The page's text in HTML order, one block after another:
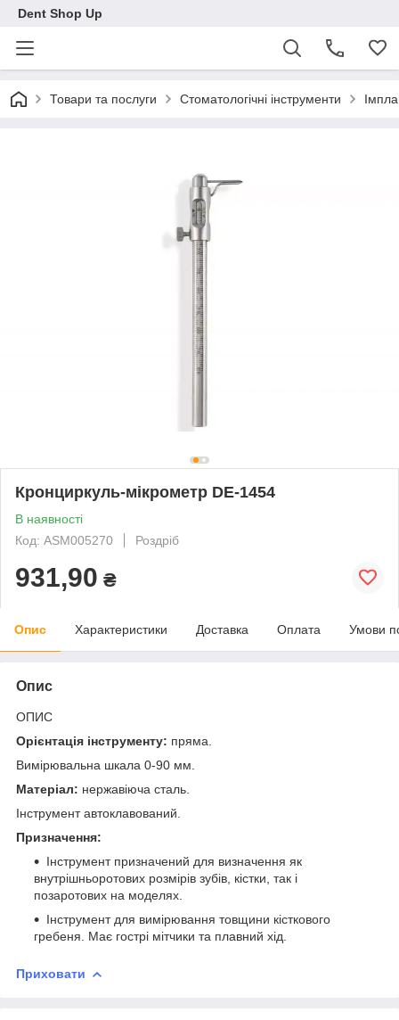
Dent Shop Up
Товари та послуги Стоматологічні інструменти
Кронциркуль-мікрометр DE-1454
В наявності
Код: ASM005270
Роздріб
931,90 ₴
Опис Характеристики Доставка Оплата Умови
Опис
ОПИС
Орієнтація інструменту: пряма.
Вимірювальна шкала 0-90 мм.
Матеріал: нержавіюча сталь.
Інструмент автоклавований.
Призначення:
Інструмент призначений для визначення як
внутрішньоротових розмірів зубів, кістки, так і
позаротових на моделях.
Інструмент для вимірювання товщини кісткового
гребеня. Має гострі мітчики та плавний хід.
Приховати